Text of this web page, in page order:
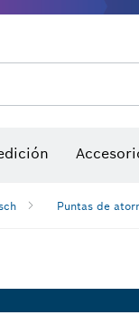
Puntas de